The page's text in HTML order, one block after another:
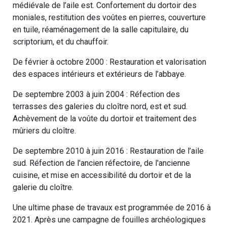
médiévale de l’aile est. Confortement du dortoir des
moniales, restitution des voûtes en pierres, couverture
en tuile, réaménagement de la salle capitulaire, du
scriptorium, et du chauffoir.
De février à octobre 2000 : Restauration et valorisation
des espaces intérieurs et extérieurs de l’abbaye.
De septembre 2003 à juin 2004 : Réfection des
terrasses des galeries du cloître nord, est et sud.
Achèvement de la voûte du dortoir et traitement des
mûriers du cloître.
De septembre 2010 à juin 2016 : Restauration de l’aile
sud. Réfection de l'ancien réfectoire, de l'ancienne
cuisine, et mise en accessibilité du dortoir et de la
galerie du cloître.
Une ultime phase de travaux est programmée de 2016 à
2021. Après une campagne de fouilles archéologiques